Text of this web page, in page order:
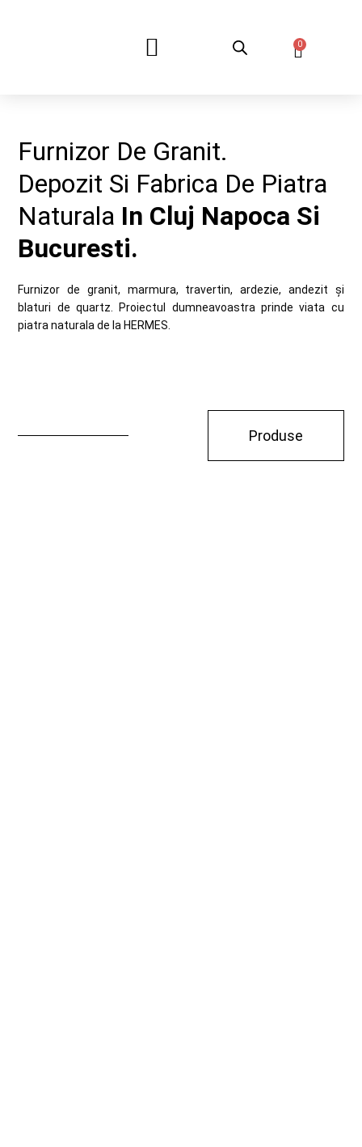
0
Furnizor De Granit.
Depozit Si Fabrica De Piatra
Naturala In Cluj Napoca Si
Bucuresti.
Furnizor de granit, marmura, travertin, ardezie, andezit și
blaturi de quartz. Proiectul dumneavoastra prinde viata cu
piatra naturala de la HERMES.
Produse